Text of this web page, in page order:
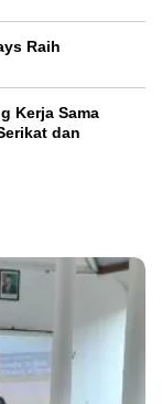
Raih
Kerja Sama
dan